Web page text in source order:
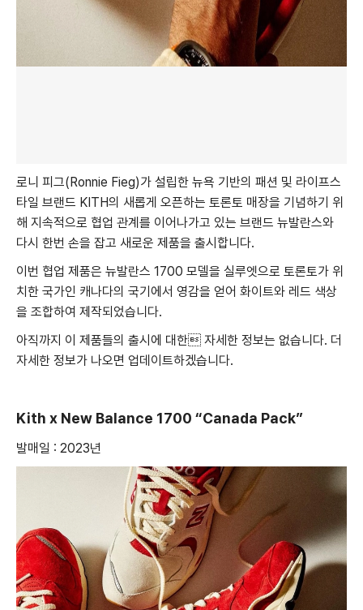
로니 피그(Ronnie Fieg)가 설립한 뉴욕 기반의 패션 및 라이프스
타일 브랜드 KITH의 새롭게 오픈하는 토론토 매장을 기념하기 위
해 지속적으로 협업 관계를 이어나가고 있는 브랜드 뉴발란스와
다시 한번 손을 잡고 새로운 제품을 출시합니다.
이번 협업 제품은 뉴발란스 1700 모델을 실루엣으로 토론토가 위
치한 국가인 캐나다의 국기에서 영감을 얻어 화이트와 레드 색상
을 조합하여 제작되었습니다.
아직까지 이 제품들의 출시에 대한 자세한 정보는 없습니다. 더
자세한 정보가 나오면 업데이트하겠습니다.
Kith x New Balance 1700 “Canada Pack”
발매일 : 2023년